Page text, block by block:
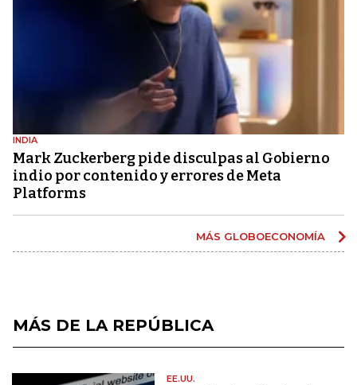
INDIA
Mark Zuckerberg pide disculpas al Gobierno
indio por contenido y errores de Meta
Platforms
MÁS GLOBOECONOMÍA
MÁS DE LA REPÚBLICA
EE.UU.